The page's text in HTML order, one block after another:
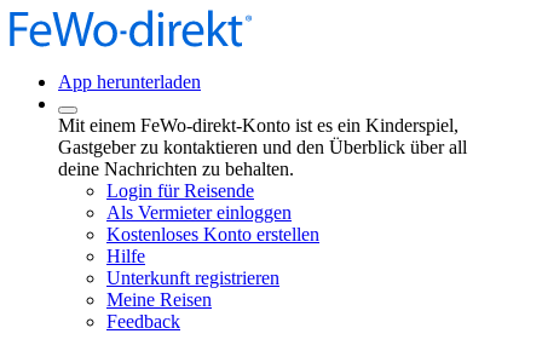
App herunterladen
Mit einem FeWo-direkt-Konto ist es ein Kinderspiel,
Gastgeber zu kontaktieren und den Überblick über all
deine Nachrichten zu behalten.
Login für Reisende
Als Vermieter einloggen
Kostenloses Konto erstellen
Hilfe
Unterkunft registrieren
Meine Reisen
Feedback